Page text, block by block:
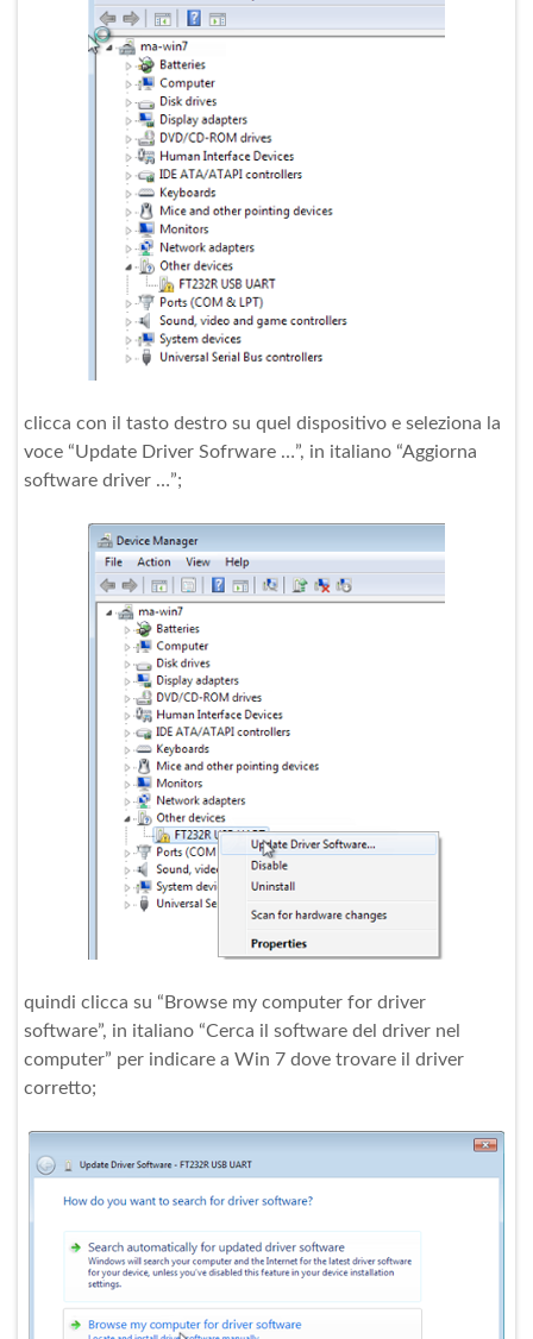
clicca con il tasto destro su quel dispositivo e seleziona la
voce “Update Driver Sofrware …”, in italiano “Aggiorna
software driver …”;
quindi clicca su “Browse my computer for driver
software”, in italiano “Cerca il software del driver nel
computer” per indicare a Win 7 dove trovare il driver
corretto;